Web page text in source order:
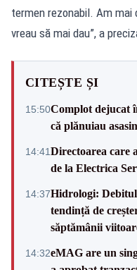
termen rezonabil. Am
vreau să mai dau”, a
CITEȘTE ȘI
15:50Complot dejucat
că plănuiau
14:41Directoarea care
de la Electrica
14:37Hidrologi:
tendință de
săptămânii
14:32eMAG are un